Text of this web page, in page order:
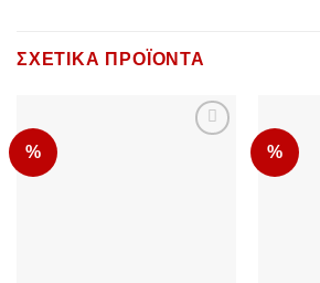
ΣΧΕΤΙΚΆ ΠΡΟΪΌΝΤΑ
% %